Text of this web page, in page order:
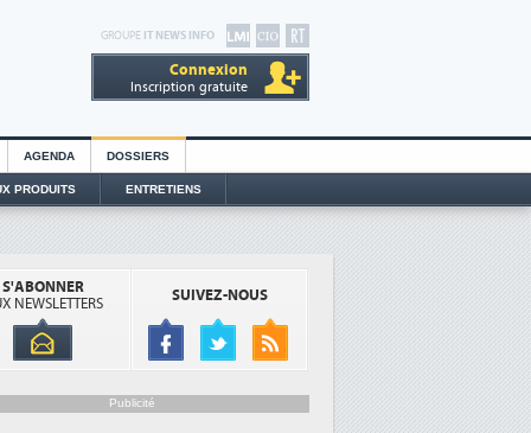
GROUPE IT NEWS INFO
Connexion
Inscription gratuite
AGENDA DOSSIERS
PRODUITS ENTRETIENS
S'ABONNER
NEWSLETTERS
SUIVEZ-NOUS
Publicité